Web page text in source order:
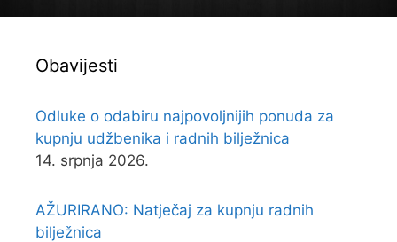
Obavijesti
Odluke o odabiru najpovoljnijih ponuda za
kupnju udžbenika i radnih bilježnica
14. srpnja 2026.
AŽURIRANO: Natječaj za kupnju radnih
bilježnica